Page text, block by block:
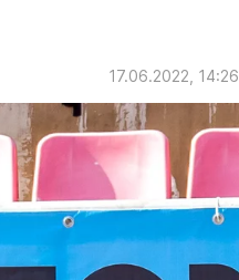
17.06.2022, 14:26